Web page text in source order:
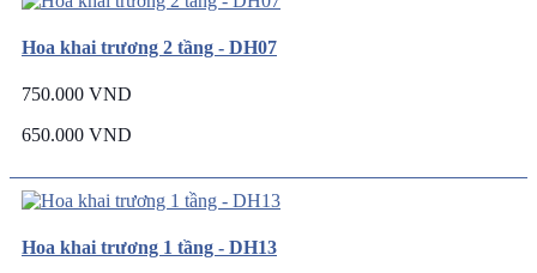
Hoa khai trương 2 tầng - DH07
750.000 VND
650.000 VND
Hoa khai trương 1 tầng - DH13